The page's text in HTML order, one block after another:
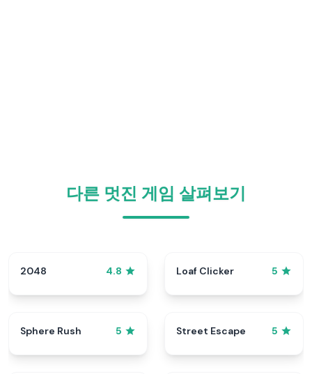
다른 멋진 게임 살펴보기
2048 4.8 Loaf Clicker 5
Sphere Rush 5 Street Escape 5